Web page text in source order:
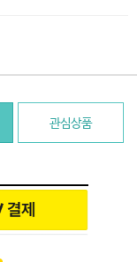
관심상품